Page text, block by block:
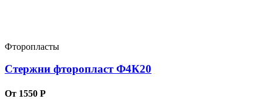
Фторопласты
Стержни фторопласт Ф4К20
От 1550 Р